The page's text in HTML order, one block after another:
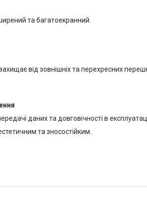
та багатоекранний.
від зовнішніх та перехресних
даних та довговічності в
та зносостійким.